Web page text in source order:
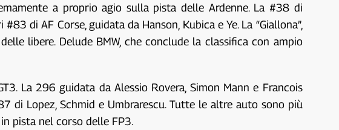
a proprio agio sulla pista delle Ardenne. La #38 di
di AF Corse, guidata da Hanson, Kubica e Ye. La “Giallona”,
libere. Delude BMW, che conclude la classifica con ampio
La 296 guidata da Alessio Rovera, Simon Mann e Francois
di Lopez, Schmid e Umbrarescu. Tutte le altre auto sono più
pista nel corso delle FP3.